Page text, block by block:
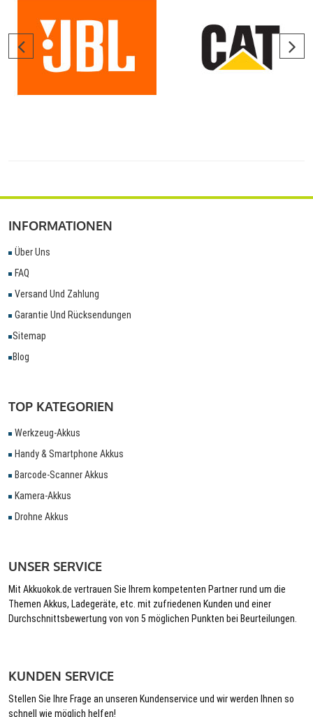
INFORMATIONEN
Über Uns
FAQ
Versand Und Zahlung
Garantie Und Rücksendungen
Sitemap
Blog
TOP KATEGORIEN
Werkzeug-Akkus
Handy & Smartphone Akkus
Barcode-Scanner Akkus
Kamera-Akkus
Drohne Akkus
UNSER SERVICE
Mit Akkuokok.de vertrauen Sie Ihrem kompetenten Partner rund um die
Themen Akkus, Ladegeräte, etc. mit zufriedenen Kunden und einer
Durchschnittsbewertung von von 5 möglichen Punkten bei Beurteilungen.
KUNDEN SERVICE
Stellen Sie Ihre Frage an unseren Kundenservice und wir werden Ihnen so
schnell wie möglich helfen!